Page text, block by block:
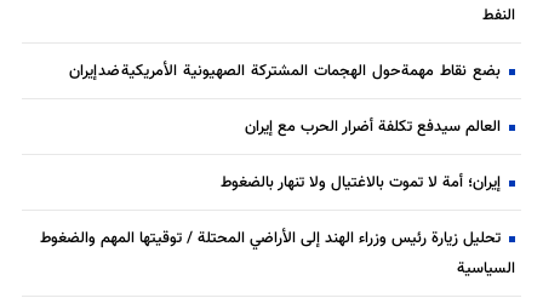
النفط
بضع نقاط مهمة حول الهجمات المشتركة الصهيونية الأمريكية ضد إيران
العالم سيدفع تكلفة أضرار الحرب مع إيران
إيران؛ أمة لا تموت بالاغتيال ولا تنهار بالضغوط
تحليل زيارة رئيس وزراء الهند إلى الأراضي المحتلة / توقيتها المهم والضغوط
السياسية